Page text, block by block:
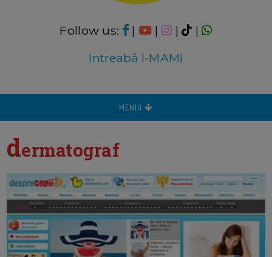
Follow us: | | |
|
Intreabă I-MAMI
MENIU
dermatograf